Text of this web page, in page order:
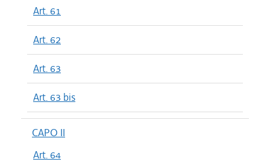
Art. 61
Art. 62
Art. 63
Art. 63 bis
CAPO II
Art. 64